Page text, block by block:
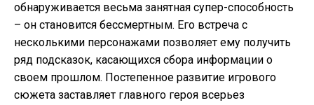
обнаруживается весьма занятная супер-способность
– он становится бессмертным. Его встреча с
несколькими персонажами позволяет ему получить
ряд подсказок, касающихся сбора информации о
своем прошлом. Постепенное развитие игрового
сюжета заставляет главного героя всерьез